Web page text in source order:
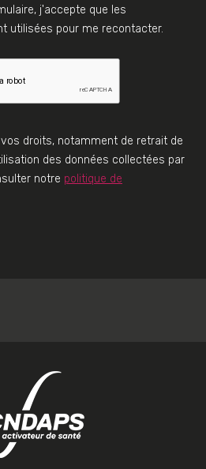
j'accepte que les
utilisées pour me recontacter.
droits, notamment de retrait de
des données collectées par
notre politique de